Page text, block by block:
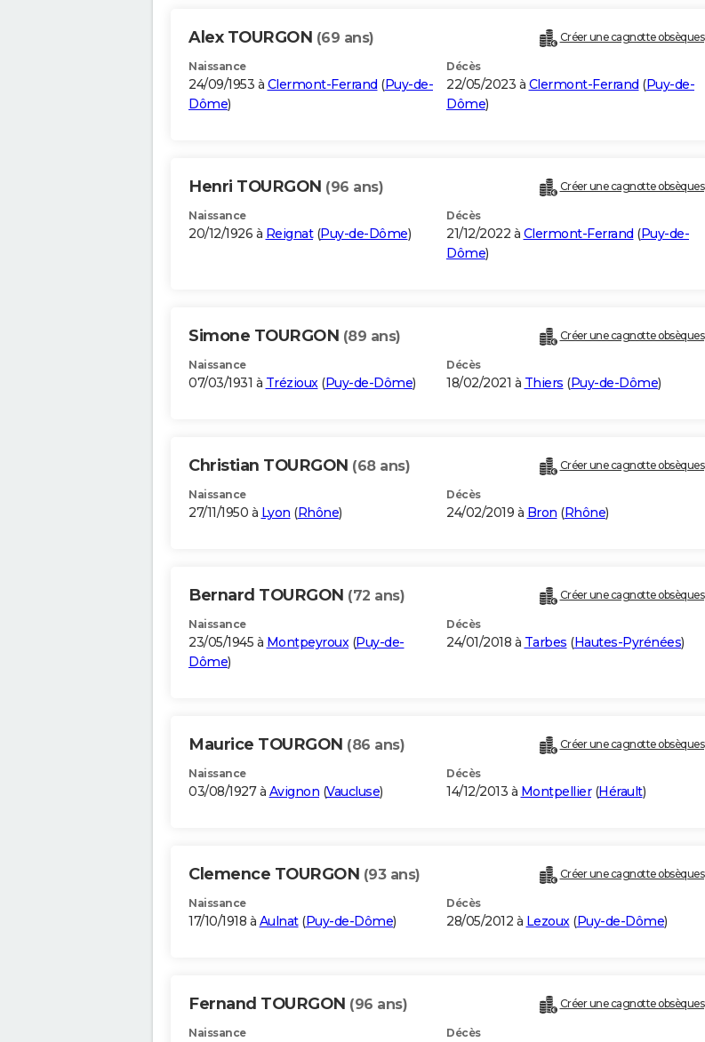
Alex TOURGON (69 ans) Créer une cagnotte obsèques
Naissance
24/09/1953 à Clermont-Ferrand (Puy-de-
Dôme)
Décès
22/05/2023 à Clermont-Ferrand (Puy-de-
Dôme)
Henri TOURGON (96 ans) Créer une cagnotte obsèques
Naissance
20/12/1926 à Reignat(Puy-de-Dôme)
Décès
21/12/2022 à Clermont-Ferrand (Puy-de-
Dôme)
Simone TOURGON (89 ans) Créer une cagnotte obsèques
Naissance
07/03/1931 à Trézioux(Puy-de-Dôme)
Décès
18/02/2021 à Thiers (Puy-de-Dôme)
Christian TOURGON (68 ans) Créer une cagnotte obsèques
Naissance
27/11/1950 à Lyon (Rhône)
Décès
24/02/2019 à Bron (Rhône)
Bernard TOURGON (72 ans) Créer une cagnotte obsèques
Naissance
23/05/1945 à Montpeyroux(Puy-de-
Dôme)
Décès
24/01/2018 à Tarbes (Hautes-Pyrénées)
Maurice TOURGON (86 ans) Créer une cagnotte obsèques
Naissance
03/08/1927 à Avignon (Vaucluse)
Décès
14/12/2013 à Montpellier(Hérault)
Clemence TOURGON (93 ans) Créer une cagnotte obsèques
Naissance
17/10/1918 à Aulnat(Puy-de-Dôme)
Décès
28/05/2012 à Lezoux(Puy-de-Dôme)
Fernand TOURGON (96 ans) Créer une cagnotte obsèques
Naissance Décès